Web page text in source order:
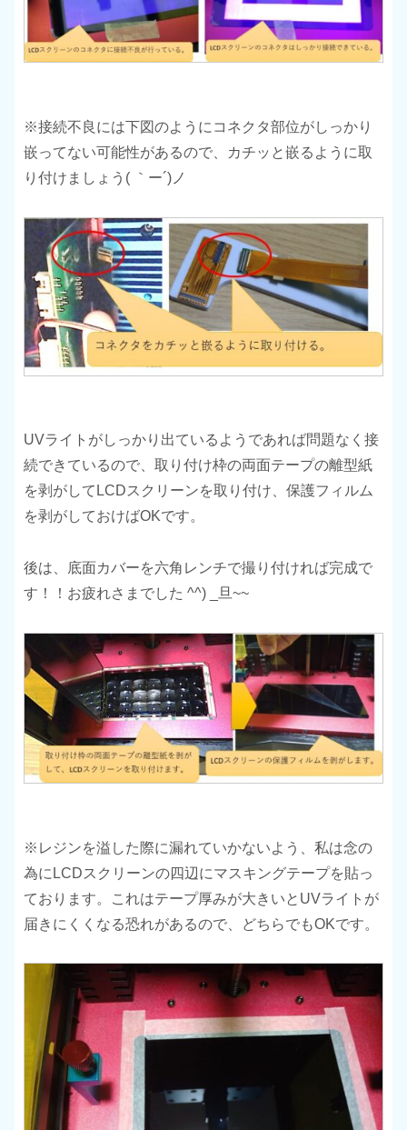
※接続不良には下図のようにコネクタ部位がしっかり
嵌ってない可能性があるので、カチッと嵌るように取
り付けましょう( ｀ー´)ノ
UVライトがしっかり出ているようであれば問題なく接
続できているので、取り付け枠の両面テープの離型紙
を剥がしてLCDスクリーンを取り付け、保護フィルム
を剥がしておけばOKです。
後は、底面カバーを六角レンチで撮り付ければ完成で
す！！お疲れさまでした ^^) _旦~~
※レジンを溢した際に漏れていかないよう、私は念の
為にLCDスクリーンの四辺にマスキングテープを貼っ
ております。これはテープ厚みが大きいとUVライトが
届きにくくなる恐れがあるので、どちらでもOKです。